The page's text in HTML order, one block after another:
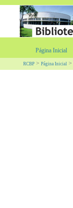
Página Inicial
RCBP > Página Inicial >